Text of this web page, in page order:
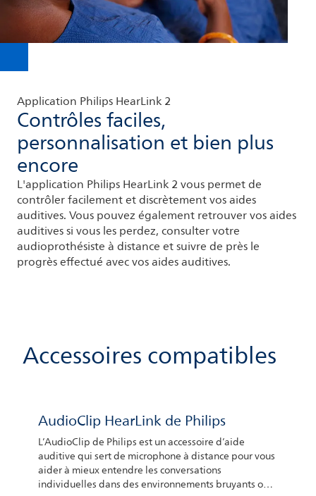
Application Philips HearLink 2
Contrôles faciles,
personnalisation et bien plus
encore
L'application Philips HearLink 2 vous permet de
contrôler facilement et discrètement vos aides
auditives. Vous pouvez également retrouver vos aides
auditives si vous les perdez, consulter votre
audioprothésiste à distance et suivre de près le
progrès effectué avec vos aides auditives.
Accessoires compatibles
AudioClip HearLink de Philips
L’AudioClip de Philips est un accessoire d’aide
auditive qui sert de microphone à distance pour vous
aider à mieux entendre les conversations
individuelles dans des environnements bruyants ou